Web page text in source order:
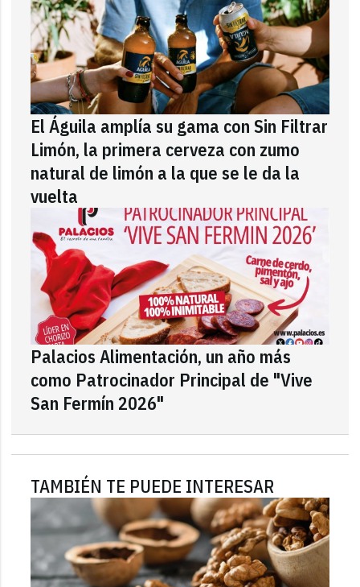
El Águila amplía su gama con Sin Filtrar
Limón, la primera cerveza con zumo
natural de limón a la que se le da la
vuelta
Palacios Alimentación, un año más
como Patrocinador Principal de "Vive
San Fermín 2026"
TAMBIÉN TE PUEDE INTERESAR